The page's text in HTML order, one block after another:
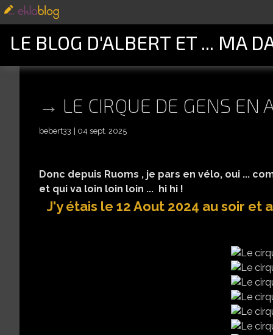
LE BLOG D'ALBERT ET ... MA
LE CIRQUE DE GENS EN
bebert33 04 sept. 2025
Donc depuis Ruoms , je pars en vélo, oui ...
et qui va loin loin loin ... hi hi !
J'y étais le 12 Aout 2024 au soir et